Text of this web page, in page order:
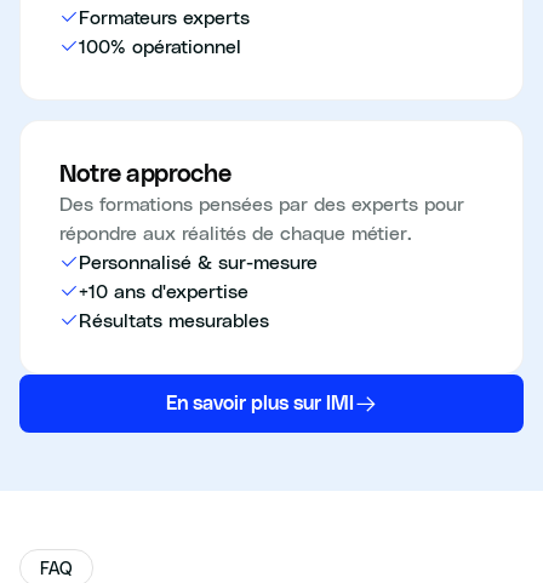
Formateurs experts
100% opérationnel
Notre approche
Des formations pensées par des experts pour
répondre aux réalités de chaque métier.
Personnalisé & sur-mesure
+10 ans d'expertise
Résultats mesurables
En savoir plus sur IMI
FAQ